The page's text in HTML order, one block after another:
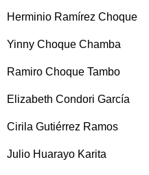
Herminio Ramírez Choque
Yinny Choque Chamba
Ramiro Choque Tambo
Elizabeth Condori García
Cirila Gutiérrez Ramos
Julio Huarayo Karita